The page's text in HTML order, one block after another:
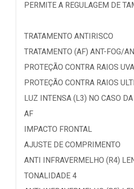
PERMITE A REGULAGEM DE
TRATAMENTO ANTIRISCO
TRATAMENTO (AF) ANT-FOG/
PROTEÇÃO CONTRA RAIOS
PROTEÇÃO CONTRA RAIOS
LUZ INTENSA (L3) NO CASO
AF
IMPACTO FRONTAL
AJUSTE DE COMPRIMENTO
ANTI INFRAVERMELHO (R4)
TONALIDADE 4